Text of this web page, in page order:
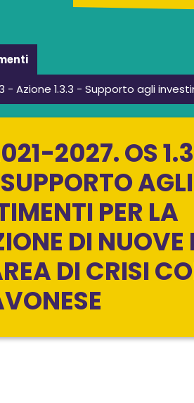
- Azione 1.3.3 - Supporto agli
2027. OS
AGLI
PER LA
DI NUOVE
DI CRISI